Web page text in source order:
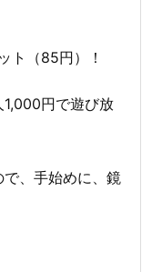
ト（85円）！
円で遊び放
、手始めに、鏡